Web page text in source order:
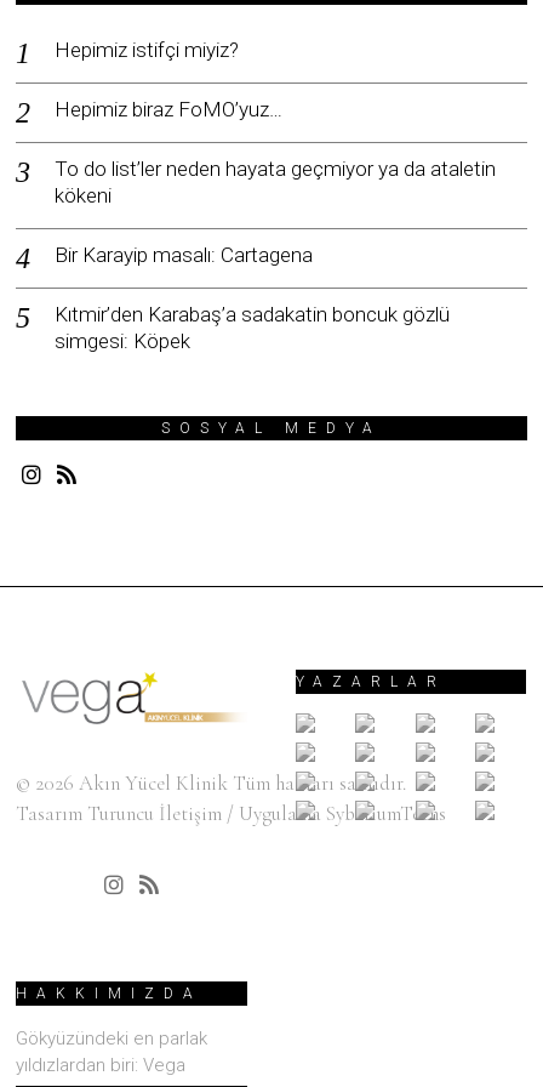
Hepimiz istifçi miyiz?
Hepimiz biraz FoMO’yuz…
To do list’ler neden hayata geçmiyor ya da ataletin
kökeni
Bir Karayip masalı: Cartagena
Kıtmir’den Karabaş’a sadakatin boncuk gözlü
simgesi: Köpek
SOSYAL MEDYA
© 2026Akın Yücel Klinik Tüm hakları saklıdır.
Tasarım Turuncu İletişim / Uygulama SyberiumTechs
YAZARLAR
HAKKIMIZDA
Gökyüzündeki en parlak
yıldızlardan biri: Vega